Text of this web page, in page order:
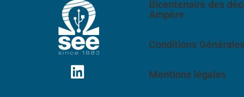
Bicentenaire des
Ampère
Conditions
Mentions légales